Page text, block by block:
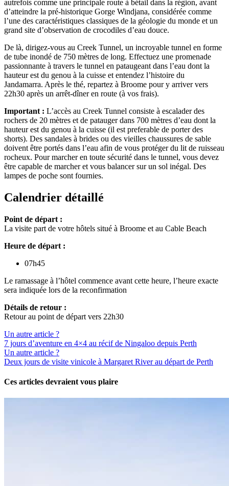
autrefois comme une principale route à bétail dans la région, avant
d’atteindre la pré-historique Gorge Windjana, considérée comme
l’une des caractéristiques classiques de la géologie du monde et un
grand site d’observation de crocodiles d’eau douce.
De là, dirigez-vous au Creek Tunnel, un incroyable tunnel en forme
de tube inondé de 750 mètres de long. Effectuez une promenade
passionnante à travers le tunnel en pataugeant dans l’eau dont la
hauteur est du genou à la cuisse et entendez l’histoire du
Jandamarra. Après le thé, repartez à Broome pour y arriver vers
22h30 après un arrêt-dîner en route (à vos frais).
Important : L’accès au Creek Tunnel consiste à escalader des
rochers de 20 mètres et de patauger dans 700 mètres d’eau dont la
hauteur est du genou à la cuisse (il est preferable de porter des
shorts). Des sandales à brides ou des vieilles chaussures de sable
doivent être portés dans l’eau afin de vous protéger du lit de ruisseau
rocheux. Pour marcher en toute sécurité dans le tunnel, vous devez
être capable de marcher et vous balancer sur un sol inégal. Des
lampes de poche sont fournies.
Calendrier détaillé
Point de départ :
La visite part de votre hôtels situé à Broome et au Cable Beach
Heure de départ :
07h45
Le ramassage à l’hôtel commence avant cette heure, l’heure exacte
sera indiquée lors de la reconfirmation
Détails de retour :
Retour au point de départ vers 22h30
Un autre article ?
7 jours d’aventure en 4×4 au récif de Ningaloo depuis Perth
Un autre article ?
Deux jours de visite vinicole à Margaret River au départ de Perth
Ces articles devraient vous plaire